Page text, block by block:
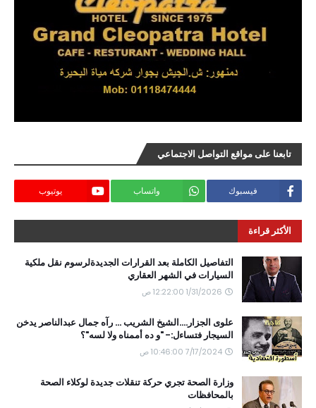
تابعنا على مواقع التواصل الاجتماعي
فيسبوك واتساب يوتيوب
الأكثر قراءة
التفاصيل الكاملة بعد القرارات الجديدةلرسوم نقل ملكية
السيارات في الشهر العقاري
1/31/2026 12:22:00 ص
علوى الجزار....الشيخ الشريب ... رآه جمال عبدالناصر يدخن
السيجار فتساءل:- "و ده أممناه ولا لسه"؟
7/17/2024 10:46:00 ص
وزارة الصحة تجري حركة تنقلات جديدة لوكلاء الصحة
بالمحافظات